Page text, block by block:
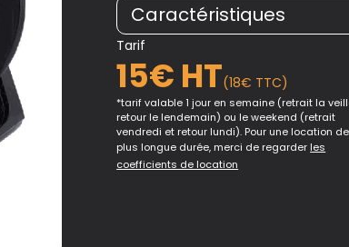
Caractéristiques
Tarif
15€ HT(18€ TTC)
*tarif valable 1 jour en semaine (retrait la
retour le lendemain) ou le weekend (retrait
vendredi et retour lundi). Pour une location de
plus longue durée, merci de regarder les
coefficients de location